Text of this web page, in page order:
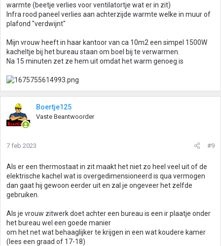
warmte (beetje verlies voor ventilatortje wat er in zit)
Infra rood paneel verlies aan achterzijde warmte welke in muur of
plafond "verdwijnt"
Mijn vrouw heeft in haar kantoor van ca 10m2 een simpel 1500W
kacheltje bij het bureau staan om boel bij te verwarmen.
Na 15 minuten zet ze hem uit omdat het warm genoeg is
Boertje125
Vaste Beantwoorder
7 feb 2023 #9
Als er een thermostaat in zit maakt het niet zo heel veel uit of de
elektrische kachel wat is overgedimensioneerd is qua vermogen
dan gaat hij gewoon eerder uit en zal je ongeveer het zelfde
gebruiken.
Als je vrouw zitwerk doet achter een bureau is een ir plaatje onder
het bureau wel een goede manier
om het net wat behaaglijker te krijgen in een wat koudere kamer
(lees een graad of 17-18)